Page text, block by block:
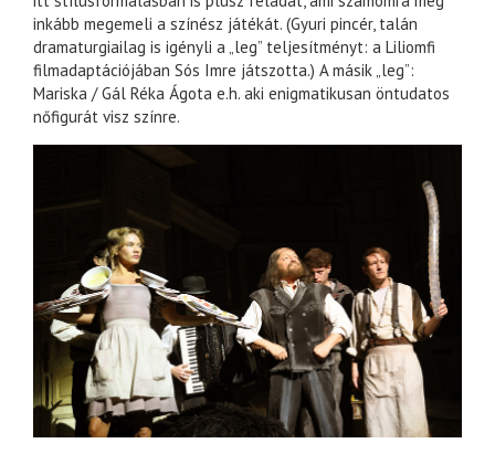
inkább megemeli a színész játékát. (Gyuri pincér, talán
dramaturgiailag is igényli a „leg” teljesítményt: a Liliomfi
filmadaptációjában Sós Imre játszotta.) A másik „leg”:
Mariska / Gál Réka Ágota e.h. aki enigmatikusan öntudatos
nőfigurát visz színre.